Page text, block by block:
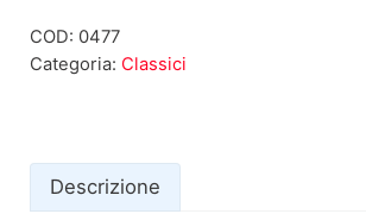
COD: 0477
Categoria: Classici
Descrizione